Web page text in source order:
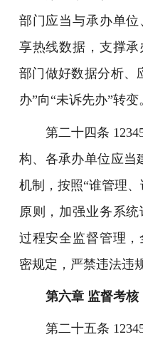
部门应当与承办单
享热线数据，支撑
部门做好数据分析、
办”向“未诉先办”转变
第二十四条
构、各承办单位应当
机制，按照“谁管理
原则，加强业务系
过程安全监督管理
密规定，严禁违法违
第六章 监督考核
第二十五条